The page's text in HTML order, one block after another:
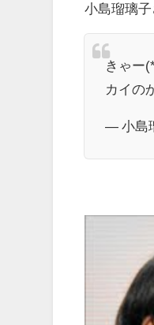
小島瑠璃
きゃー
カイの
— 小島